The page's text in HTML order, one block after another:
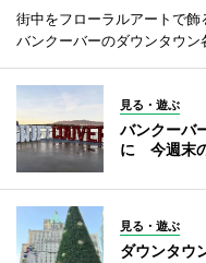
街中をフローラルアートで
バンクーバーのダウンタウン
見る・遊ぶ
バンクーバ
に 今週末
見る・遊ぶ
ダウンタウ